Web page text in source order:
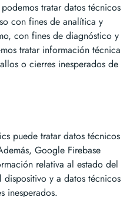
tratar datos técnicos
con fines de analítica y
con fines de diagnóstico y
tratar información técnica
o cierres inesperados de
puede tratar datos técnicos
Google Firebase
relativa al estado del
y a datos técnicos
inesperados.